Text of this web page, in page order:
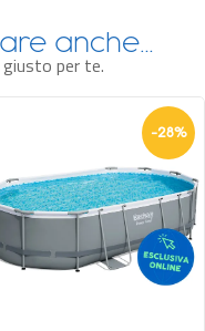
anche…
per te.
-28%